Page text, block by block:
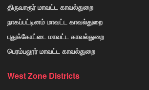
திருவாரூர் மாவட்ட காவல்துறை
நாகப்பட்டினம் மாவட்ட காவல்துறை
புதுக்கோட்டை மாவட்ட காவல்துறை
பெரம்பலூர் மாவட்ட காவல்துறை
West Zone Districts